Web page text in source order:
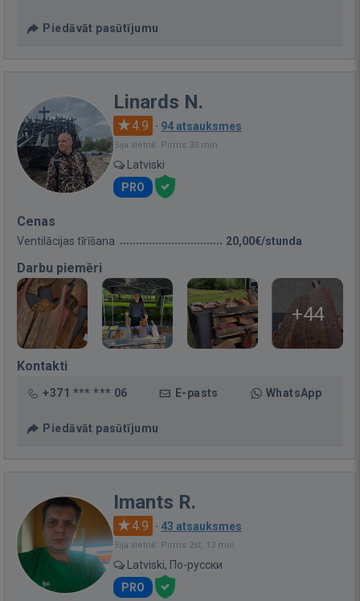
Piedāvāt pasūtījumu
Linards N.
4.9 · 94 atsauksmes
Bija vietnē: Pirms 33 min.
Latviski
PRO
Cenas
Ventilācijas tīrīšana 20,00€/stunda
Darbu piemēri
+44
Kontakti
+371 *** *** 06 E-pasts WhatsApp
Piedāvāt pasūtījumu
Imants R.
4.9 · 43 atsauksmes
Bija vietnē: Pirms 2st. 13 min.
Latviski, По-русски
PRO